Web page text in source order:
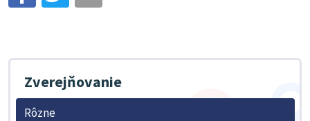
Zverejňovanie
Rôzne